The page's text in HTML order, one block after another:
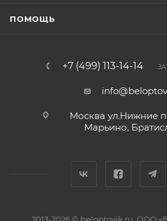
ПОМОЩЬ
+7 (499) 113-14-14
Москва ул.Нижние
Марьино,